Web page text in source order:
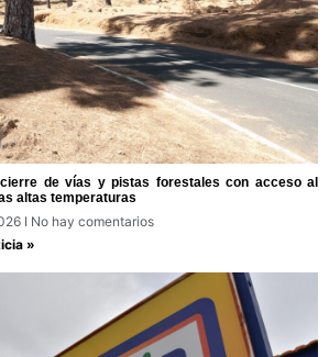
de vías y pistas forestales con acceso al
altas temperaturas
No hay comentarios
»